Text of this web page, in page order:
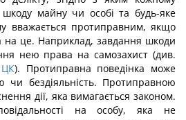
майну чи особі та будь-яке
вважається протиправним, якщо
на це. Наприклад, завдання шкоди
нею права на самозахист (див.
ЦК). Протиправна поведінка може
бездіяльність. Протиправною
дії, яка вимагається законом.
на особу, яка не